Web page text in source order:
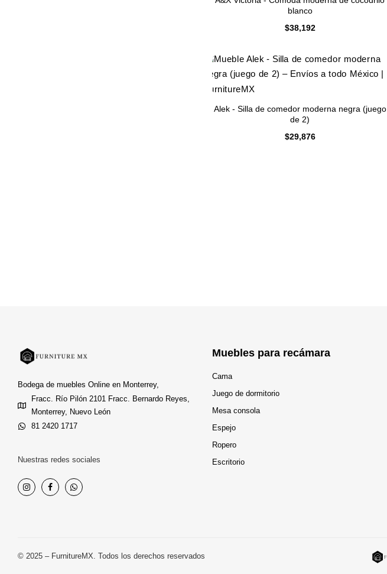
blanco
$38,192
Alek - Silla de comedor moderna negra (juego
de 2)
$29,876
Bodega de muebles Online en Monterrey,
Fracc. Río Pilón 2101 Fracc. Bernardo Reyes,
Monterrey, Nuevo León
81 2420 1717
Nuestras redes sociales
Muebles para recámara
Cama
Juego de dormitorio
Mesa consola
Espejo
Ropero
Escritorio
© 2025 – FurnitureMX. Todos los derechos reservados